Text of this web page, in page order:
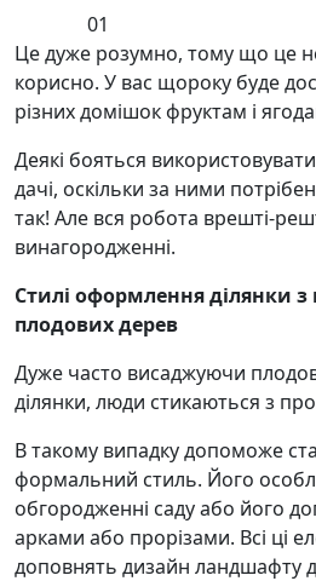
01
Це дуже розумно, тому що це
корисно. У вас щороку буде
різних домішок фруктам і
Деякі бояться
дачі, оскільки за ними
так! Але вся робота врешті-
винагородженні.
Стилі оформлення ділянки
плодових дерев
Дуже часто висаджуючи
ділянки, люди стикаються з
В такому випадку допоможе
формальний стиль. Його
обгородженні саду або його
арками або прорізами. Всі ці
доповнять дизайн ландшафту